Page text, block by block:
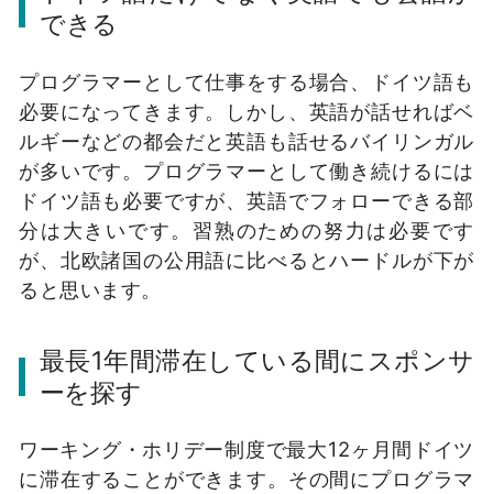
できる
プログラマーとして仕事をする場合、ドイツ語も
必要になってきます。しかし、英語が話せればベ
ルギーなどの都会だと英語も話せるバイリンガル
が多いです。プログラマーとして働き続けるには
ドイツ語も必要ですが、英語でフォローできる部
分は大きいです。習熟のための努力は必要です
が、北欧諸国の公用語に比べるとハードルが下が
ると思います。
最長1年間滞在している間にスポンサ
ーを探す
ワーキング・ホリデー制度で最大12ヶ月間ドイツ
に滞在することができます。その間にプログラマ